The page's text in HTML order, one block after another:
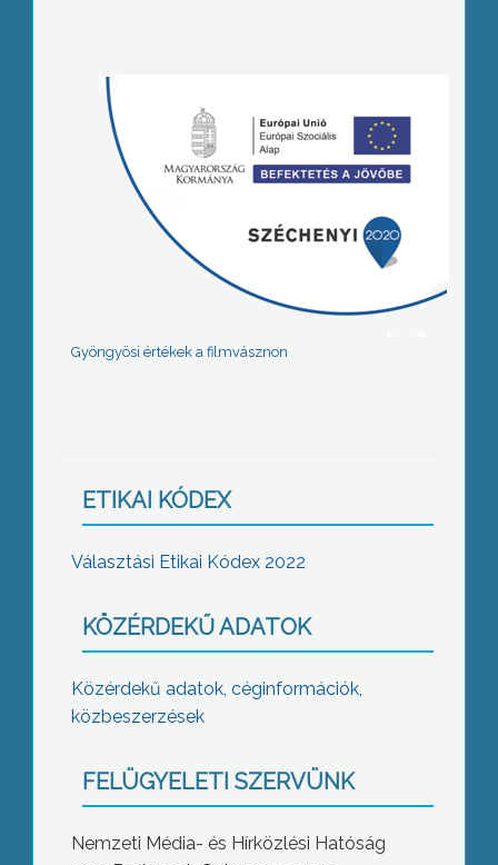
Gyöngyösi értékek a filmvásznon
ETIKAI KÓDEX
Választási Etikai Kódex 2022
KÖZÉRDEKŰ ADATOK
Közérdekű adatok, céginformációk,
közbeszerzések
FELÜGYELETI SZERVÜNK
Nemzeti Média- és Hírközlési Hatóság